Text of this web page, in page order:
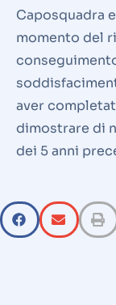
Caposquadra
momento del
aver
dimostrare di
dei 5 anni